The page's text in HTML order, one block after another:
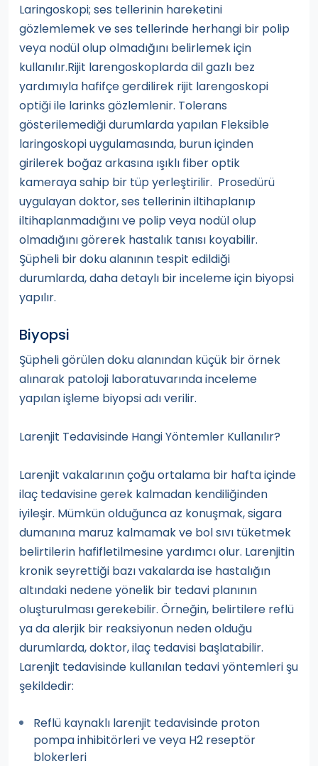
Laringoskopi; ses tellerinin hareketini
gözlemlemek ve ses tellerinde herhangi bir polip
veya nodül olup olmadığını belirlemek için
kullanılır.Rijit larengoskoplarda dil gazlı bez
yardımıyla hafifçe gerdilirek rijit larengoskopi
optiği ile larinks gözlemlenir. Tolerans
gösterilemediği durumlarda yapılan Fleksible
laringoskopi uygulamasında, burun içinden
girilerek boğaz arkasına ışıklı fiber optik
kameraya sahip bir tüp yerleştirilir. Prosedürü
uygulayan doktor, ses tellerinin iltihaplanıp
iltihaplanmadığını ve polip veya nodül olup
olmadığını görerek hastalık tanısı koyabilir.
Şüpheli bir doku alanının tespit edildiği
durumlarda, daha detaylı bir inceleme için biyopsi
yapılır.
Biyopsi
Şüpheli görülen doku alanından küçük bir örnek
alınarak patoloji laboratuvarında inceleme
yapılan işleme biyopsi adı verilir.
Larenjit Tedavisinde Hangi Yöntemler Kullanılır?
Larenjit vakalarının çoğu ortalama bir hafta içinde
ilaç tedavisine gerek kalmadan kendiliğinden
iyileşir. Mümkün olduğunca az konuşmak, sigara
dumanına maruz kalmamak ve bol sıvı tüketmek
belirtilerin hafifletilmesine yardımcı olur. Larenjitin
kronik seyrettiği bazı vakalarda ise hastalığın
altındaki nedene yönelik bir tedavi planının
oluşturulması gerekebilir. Örneğin, belirtilere reflü
ya da alerjik bir reaksiyonun neden olduğu
durumlarda, doktor, ilaç tedavisi başlatabilir.
Larenjit tedavisinde kullanılan tedavi yöntemleri şu
şekildedir:
Reflü kaynaklı larenjit tedavisinde proton
pompa inhibitörleri ve veya H2 reseptör
blokerleri